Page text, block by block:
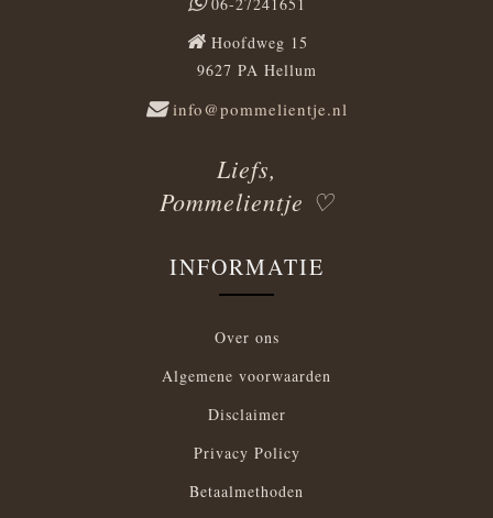
Hoofdweg 15
9627 PA Hellum
info@pommelientje.nl
Liefs,
Pommelientje ♡
INFORMATIE
Over ons
Algemene voorwaarden
Disclaimer
Privacy Policy
Betaalmethoden